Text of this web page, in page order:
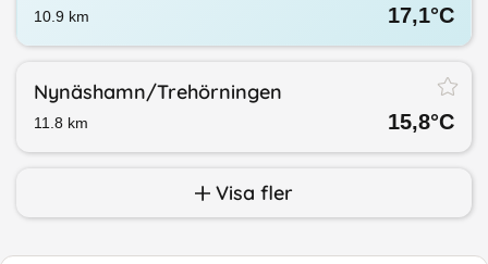
10.9 km 17,1°C
Nynäshamn/​Trehörningen
11.8 km 15,8°C
Visa fler